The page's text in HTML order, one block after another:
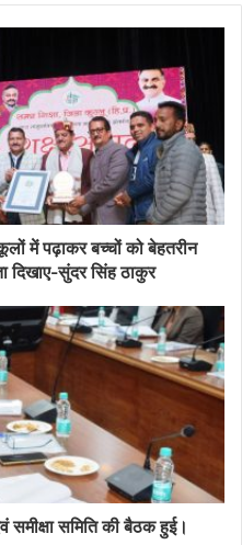
में पढ़ाकर बच्चों को बेहतरीन
दिखाए-सुंदर सिंह ठाकुर
समिति की बैठक हुई।